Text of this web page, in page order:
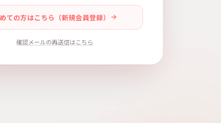
ての方はこちら（新規会員登録）
確認メールの再送信はこちら